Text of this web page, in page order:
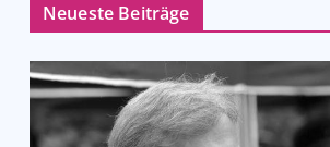
Neueste Beiträge